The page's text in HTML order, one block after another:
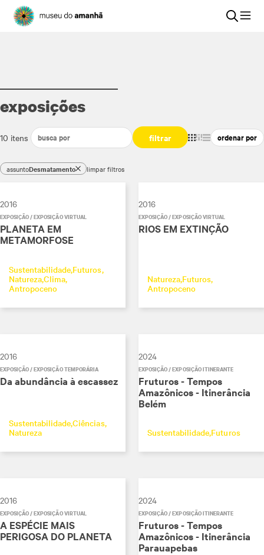
exposições
10 itens filtrar
assuntoDesmatamento limpar filtros
2016
EXPOSIÇÃO / EXPOSIÇÃO VIRTUAL
PLANETA EM
METAMORFOSE
SustentabilidadeFuturos
NaturezaClima
Antropoceno
2016
EXPOSIÇÃO / EXPOSIÇÃO VIRTUAL
RIOS EM EXTINÇÃO
Natureza Futuros
Antropoceno
2016
EXPOSIÇÃO / EXPOSIÇÃO TEMPORÁRIA
Da abundância à escassez
SustentabilidadeCiências
Natureza
2024
EXPOSIÇÃO / EXPOSIÇÃO ITINERANTE
Fruturos - Tempos
Amazônicos - Itinerância
Belém
SustentabilidadeFuturos
2016
EXPOSIÇÃO / EXPOSIÇÃO VIRTUAL
A ESPÉCIE MAIS
PERIGOSA DO PLANETA
2024
EXPOSIÇÃO / EXPOSIÇÃO ITINERANTE
Fruturos - Tempos
Amazônicos - Itinerância
Parauapebas